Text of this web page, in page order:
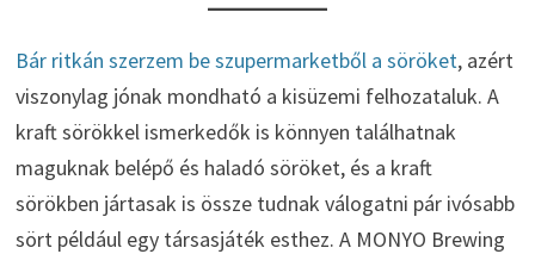
Bár ritkán szerzem be szupermarketből a söröket, azért
viszonylag jónak mondható a kisüzemi felhozataluk. A
kraft sörökkel ismerkedők is könnyen találhatnak
maguknak belépő és haladó söröket, és a kraft
sörökben jártasak is össze tudnak válogatni pár ivósabb
sört például egy társasjáték esthez. A MONYO Brewing